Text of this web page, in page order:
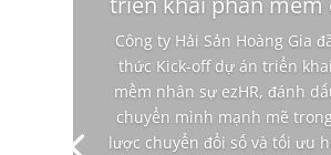
Công ty Hải Sản Hoàng Gia
thức Kick-off dự án triển
mềm nhân sự ezHR, đánh
chuyển mình mạnh mẽ
lược chuyển đổi số và tối ưu